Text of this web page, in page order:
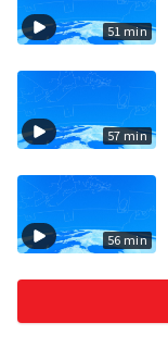
51 min
57 min
56 min